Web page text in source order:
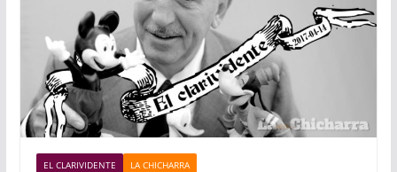
EL CLARIVIDENTE LA CHICHARRA